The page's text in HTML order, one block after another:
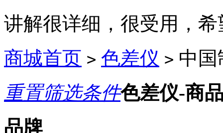
讲解很详细，很受用，
商城首页 > 色差仪 > 中国
重置筛选条件色差仪-商
品牌